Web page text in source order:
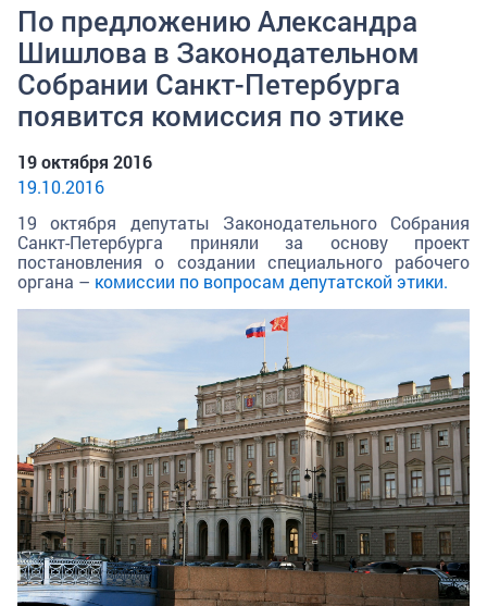
По предложению Александра
Шишлова в Законодательном
Собрании Санкт-Петербурга
появится комиссия по этике
19 октября 2016
19.10.2016
19 октября депутаты Законодательного Собрания
Санкт-Петербурга приняли
за основу
проект
постановления о создании специального рабочего
органа – комиссии по вопросам депутатской этики.